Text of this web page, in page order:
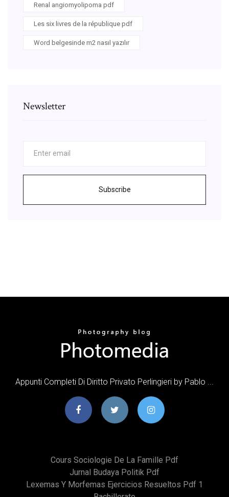
Renal angiomyolipoma pdf
Les six livres de la république pdf
Word belgesinde m2 nasıl yazılır
Newsletter
Subscribe
Appunti Completi Di Diritto Privato Perlingieri by Pablo ...
Cours Sociologie De La Famille Pdf
Jurnal Budaya Politik Pdf
Lexemas Y Morfemas Ejercicios Resueltos Pdf 1